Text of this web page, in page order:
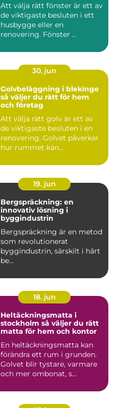
Att välja rätt fönster är ett av
de viktigaste besluten i ett
husbygge eller en
renovering. Fönster ...
30. jun
Golvbeläggning i blekinge
så väljer du rätt för hem
och företag
Att välja rätt golv är ett av
de viktigaste besluten i en
renovering. Golvet påverkar
hur rummet kän...
19. jun
Bergspräckning: en
innovativ lösning i
byggindustrin
Bergspräckning är en metod
som revolutionerat
byggindustrin, särskilt i hårt
be...
18. jun
Heltäckningsmatta i
stockholm så väljer du rätt
matta för hem och kontor
En heltäckningsmatta kan
förändra ett rum i grunden.
Golvet blir tystare, varmare
och mer ombonat, s...